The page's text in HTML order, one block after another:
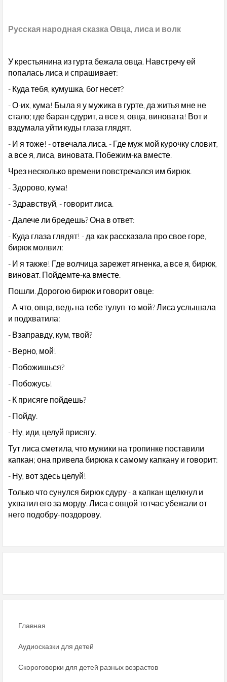
Русская народная сказка Овца, лиса и волк
У крестьянина из гурта бежала овца. Навстречу ей
попалась лиса и спрашивает:
- Куда тебя, кумушка, бог несет?
- О-их, кума! Была я у мужика в гурте, да житья мне не
стало; где баран сдурит, а все я, овца, виновата! Вот и
вздумала уйти куды глаза глядят.
- И я тоже! - отвечала лиса. - Где муж мой курочку словит,
а все я, лиса, виновата. Побежим-ка вместе.
Чрез несколько времени повстречался им бирюк.
- Здорово, кума!
- Здравствуй, - говорит лиса.
- Далече ли бредешь? Она в ответ:
- Куда глаза глядят! - да как рассказала про свое горе,
бирюк молвил:
- И я также! Где волчица зарежет ягненка, а все я, бирюк,
виноват. Пойдемте-ка вместе.
Пошли. Дорогою бирюк и говорит овце:
- А что, овца, ведь на тебе тулуп-то мой? Лиса услышала
и подхватила:
- Взаправду, кум, твой?
- Верно, мой!
- Побожишься?
- Побожусь!
- К присяге пойдешь?
- Пойду.
- Ну, иди, целуй присягу.
Тут лиса сметила, что мужики на тропинке поставили
капкан; она привела бирюка к самому капкану и говорит:
- Ну, вот здесь целуй!
Только что сунулся бирюк сдуру - а капкан щелкнул и
ухватил его за морду. Лиса с овцой тотчас убежали от
него подобру-поздорову.
Главная
Аудиосказки для детей
Скороговорки для детей разных возрастов